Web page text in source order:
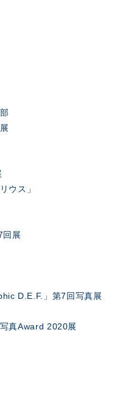
部
ウス」
回展
D.E.F.」第7回写真展
真Award 2020展